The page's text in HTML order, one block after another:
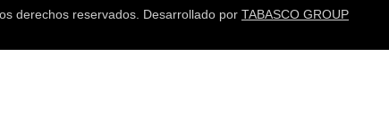
derechos reservados. Desarrollado por TABASCO GROUP